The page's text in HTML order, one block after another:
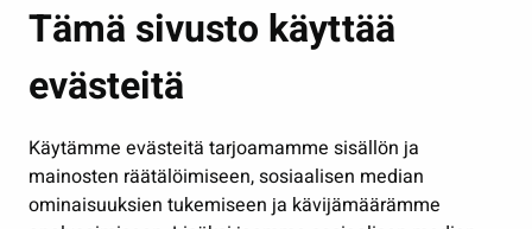
Tämä sivusto käyttää
evästeitä
Käytämme evästeitä tarjoamamme sisällön ja
mainosten räätälöimiseen, sosiaalisen median
ominaisuuksien tukemiseen ja kävijämäärämme
Kasvatus ja opetus
Kulttuuri ja liikunta
Työ ja yrittäminen
Osallistu ja asioi